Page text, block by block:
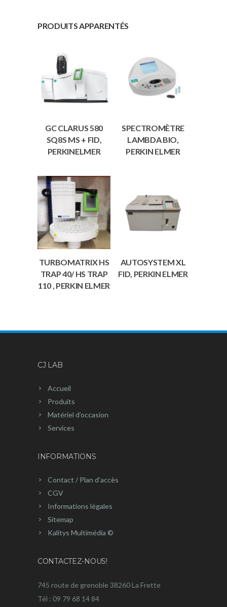
PRODUITS APPARENTÉS
GC CLARUS 580
SQ8S MS + FID,
PERKINELMER
SPECTROMÈTRE
LAMBDA BIO,
PERKIN ELMER
TURBOMATRIX HS
TRAP 40/ HS TRAP
110 , PERKIN ELMER
AUTOSYSTEM XL
FID, PERKIN ELMER
CJ LAB
Accueil
Produits
Matériel d’occasion
Services
INFORMATIONS
Contact / Plan d’accès
CGV
Informations légales
Sitemap
Kalitys Multimédia ©
CONTACTEZ-NOUS!
745 route de grenoble 38260 La Frette
Tél : 09 79 68 14 84